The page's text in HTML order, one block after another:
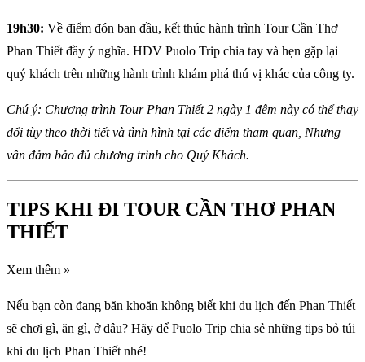
19h30: Về điểm đón ban đầu, kết thúc hành trình Tour Cần Thơ
Phan Thiết đầy ý nghĩa. HDV Puolo Trip chia tay và hẹn gặp lại
quý khách trên những hành trình khám phá thú vị khác của công ty.
Chú ý: Chương trình Tour Phan Thiết 2 ngày 1 đêm này có thể thay
đổi tùy theo thời tiết và tình hình tại các điểm tham quan, Nhưng
vẫn đảm bảo đủ chương trình cho Quý Khách.
TIPS KHI ĐI TOUR CẦN THƠ PHAN
THIẾT
Xem thêm »
Nếu bạn còn đang băn khoăn không biết khi du lịch đến Phan Thiết
sẽ chơi gì, ăn gì, ở đâu? Hãy để Puolo Trip chia sẻ những tips bỏ túi
khi du lịch Phan Thiết nhé!